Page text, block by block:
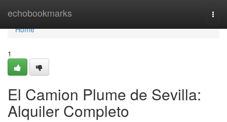
echobookmarks
Home
Home
1
El Camion Plume de Sevilla:
Alquiler Completo